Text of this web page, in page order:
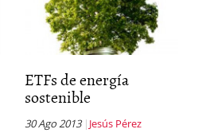
ETFs de energía
sostenible
30 Ago 2013 Jesús Pérez